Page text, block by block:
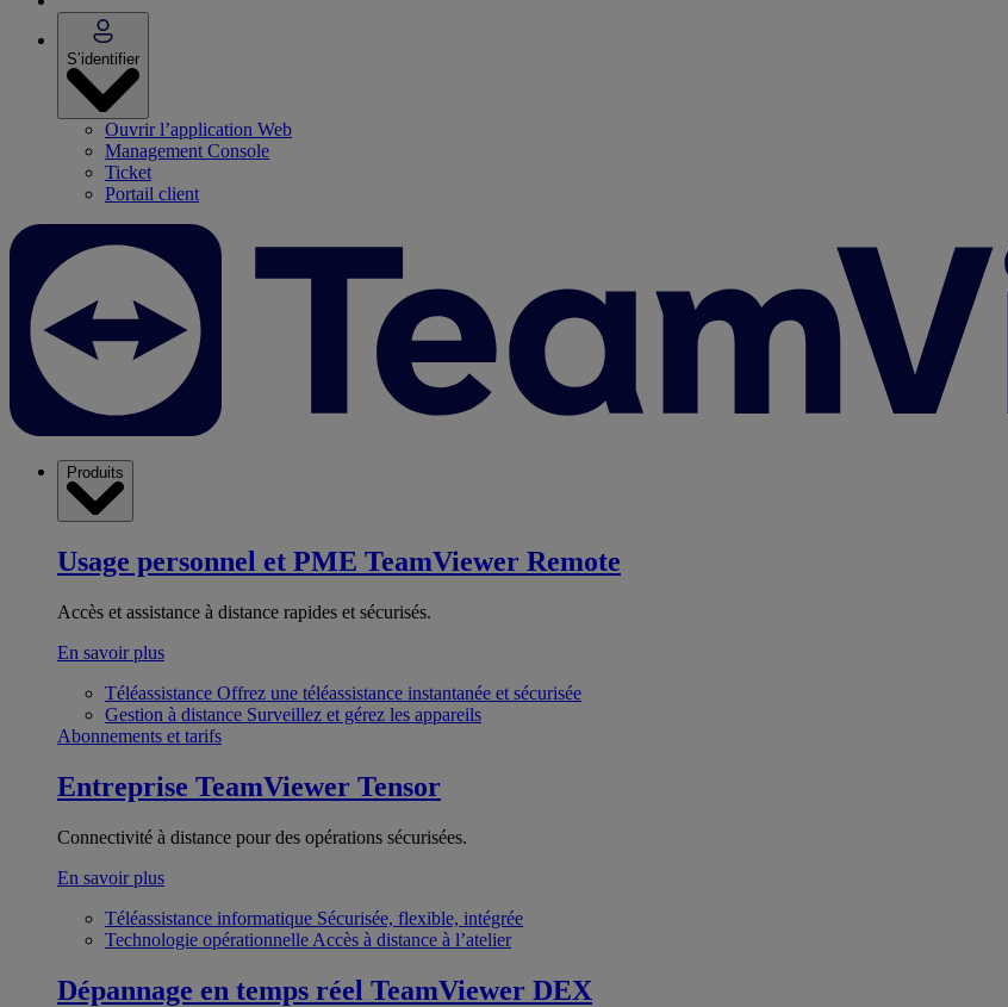
S’identifier
Ouvrir l’application Web
Management Console
Ticket
Portail client
Produits
Usage personnel et PME TeamViewer Remote
Accès et assistance à distance rapides et sécurisés.
En savoir plus
Téléassistance Offrez une téléassistance instantanée et sécurisée
Gestion à distance Surveillez et gérez les appareils
Abonnements et tarifs
Entreprise TeamViewer Tensor
Connectivité à distance pour des opérations sécurisées.
En savoir plus
Téléassistance informatique Sécurisée, flexible, intégrée
Technologie opérationnelle Accès à distance à l’atelier
Dépannage en temps réel TeamViewer DEX